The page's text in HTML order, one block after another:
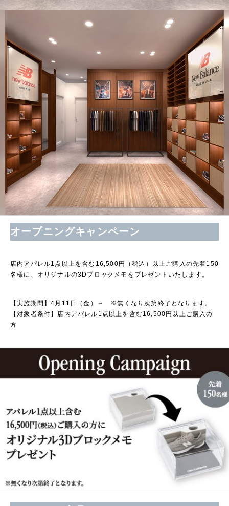
オープニングキャンペーン
店内アパレル1点以上を含む16,500円（税込）以上ご購入の先着150
名様に、オリジナルの3Dブロックメモをプレゼントいたします。
【実施期間】4月11日（金）～ ※無くなり次第終了となります。
【対象者条件】店内アパレル1点以上を含む16,500円以上ご購入の
方